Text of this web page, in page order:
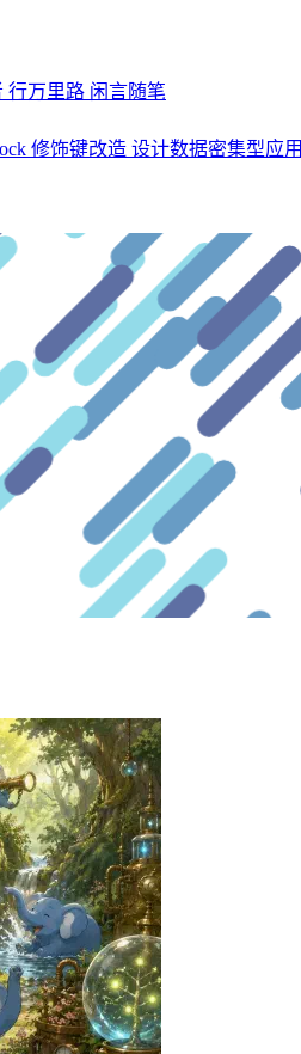
行万里路 闲言随笔
修饰键改造 设计数据密集型应用